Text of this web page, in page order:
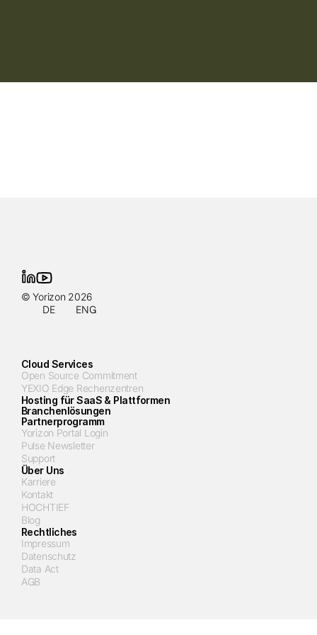
© Yorizon 2026
DE
ENG
Cloud Services
Open Source Commitment
YEXIO Edge Rechenzentren
Hosting für SaaS & Plattformen
Branchenlösungen
Partnerprogramm
Yorizon Portal Login
Pulse Newsletter
Support
Über Uns
Karriere
Kontakt
HOCHTIEF
Blog
Rechtliches
Impressum
Datenschutz
Data Act
AGB